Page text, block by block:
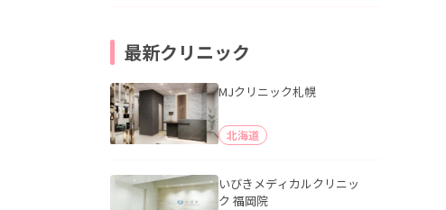
最新クリニック
MJクリニック札幌
北海道
いびきメディカルクリニッ
ク 福岡院